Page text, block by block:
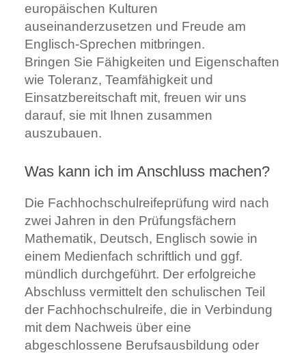
europäischen Kulturen
auseinanderzusetzen und Freude am
Englisch-Sprechen mitbringen.
Bringen Sie Fähigkeiten und Eigenschaften
wie Toleranz, Teamfähigkeit und
Einsatzbereitschaft mit, freuen wir uns
darauf, sie mit Ihnen zusammen
auszubauen.
Was kann ich im Anschluss machen?
Die Fachhochschulreifeprüfung wird nach
zwei Jahren in den Prüfungsfächern
Mathematik, Deutsch, Englisch sowie in
einem Medienfach schriftlich und ggf.
mündlich durchgeführt. Der erfolgreiche
Abschluss vermittelt den schulischen Teil
der Fachhochschulreife, die in Verbindung
mit dem Nachweis über eine
abgeschlossene Berufsausbildung oder